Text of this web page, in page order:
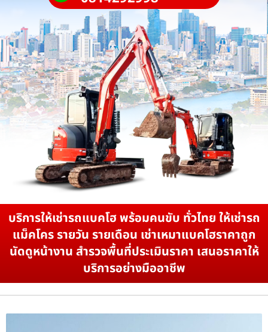
บริการให้เช่ารถแบคโฮ พร้อมคนขับ ทั่วไทย ให้เช่ารถ
แม็คโคร รายวัน รายเดือน เช่าเหมาแบคโฮราคาถูก
นัดดูหน้างาน สำรวจพื้นที่ประเมินราคา เสนอราคาให้
บริการอย่างมืออาชีพ